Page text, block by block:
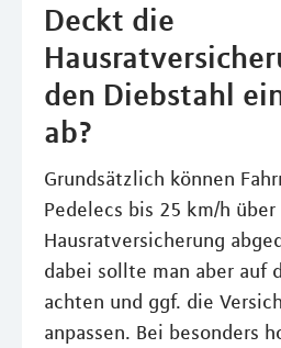
Deckt die
den Diebstahl
ab?
Grundsätzlich können
Pedelecs bis 25 km/h über
Hausratversicherung
dabei sollte man aber auf
achten und ggf. die
anpassen. Bei besonders